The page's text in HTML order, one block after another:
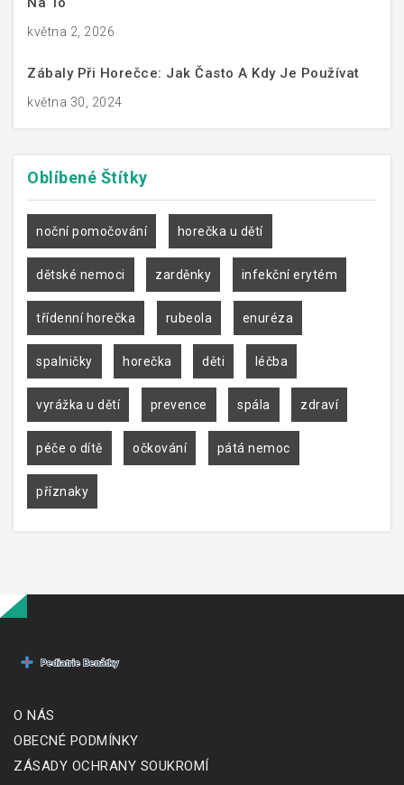
května 2, 2026
Zábaly Při Horečce: Jak Často A Kdy Je Používat
května 30, 2024
Oblíbené Štítky
noční pomočování horečka u dětí
dětské nemoci zarděnky infekční erytém
třídenní horečka rubeola enuréza
spalničky horečka děti léčba
vyrážka u dětí prevence spála zdraví
péče o dítě očkování pátá nemoc
příznaky
O NÁS
OBECNÉ PODMÍNKY
ZÁSADY OCHRANY SOUKROMÍ